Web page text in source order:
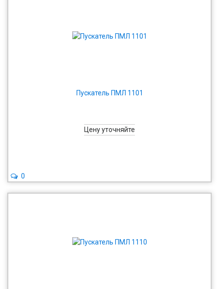
Пускатель ПМЛ 1101
Цену уточняйте
0